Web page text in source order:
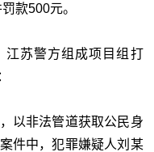
款500元。
江苏警方组成项目组打
以非法管道获取公民身
件中，犯罪嫌疑人刘某